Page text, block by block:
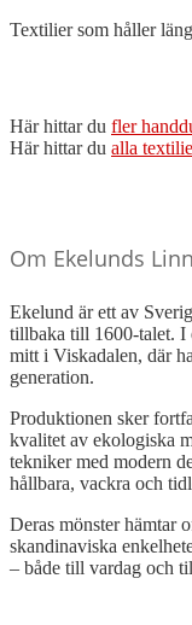
Textilier som håller
Här hittar du fler
Här hittar du alla
Om Ekelunds
Ekelund är ett av
tillbaka till 1600-talet. I
mitt i Viskadalen, där
generation.
Produktionen sker
kvalitet av ekologiska
tekniker med modern
hållbara, vackra och
Deras mönster hämtar
skandinaviska
– både till vardag och